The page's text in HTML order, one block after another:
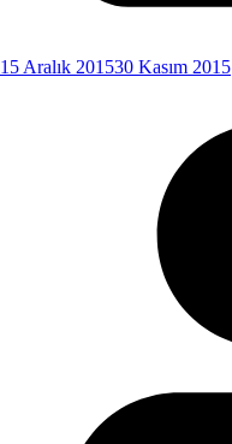
15 Aralık 201530 Kasım 2015